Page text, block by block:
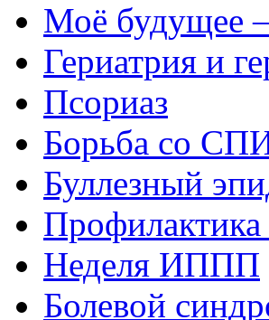
Моё будущее
Гериатрия и
Псориаз
Борьба со
Буллезный
Профилактика
Неделя ИППП
Болевой